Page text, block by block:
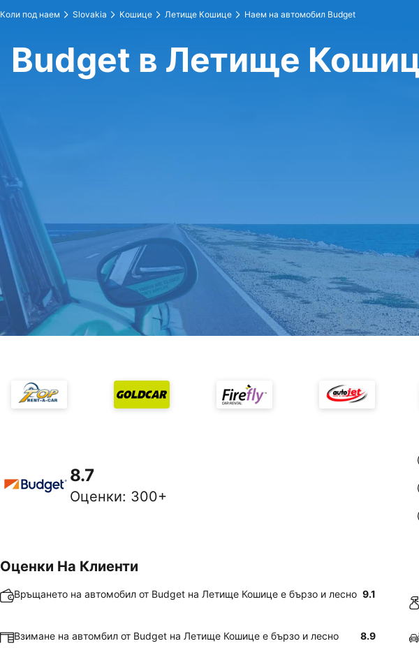
Коли под наем Slovakia Кошице Летище Кошице Наем на автомобил Budget
Budget в Летище
8.7
Оценки: 300+
Оценки На Клиенти
Връщането на автомобил от Budget на Летище Кошице е бързо и лесно 9.1
Взимане на автомбил от Budget на Летище Кошице е бързо и лесно 8.9